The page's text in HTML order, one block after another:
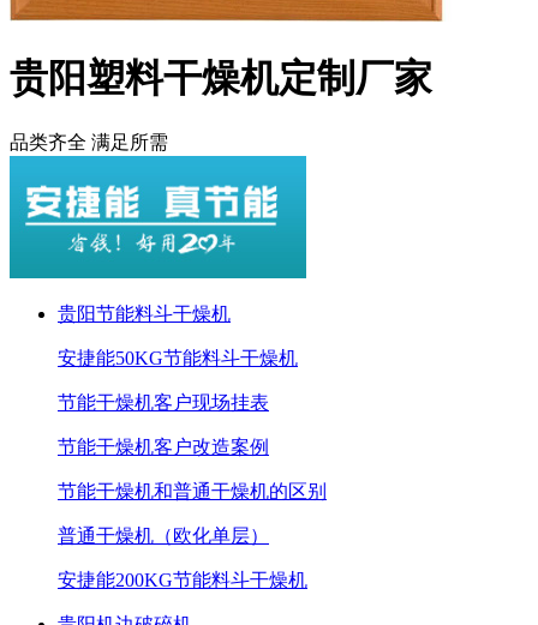
贵阳塑料干燥机定制厂家
品类齐全 满足所需
贵阳节能料斗干燥机
安捷能50KG节能料斗干燥机
节能干燥机客户现场挂表
节能干燥机客户改造案例
节能干燥机和普通干燥机的区别
普通干燥机（欧化单层）
安捷能200KG节能料斗干燥机